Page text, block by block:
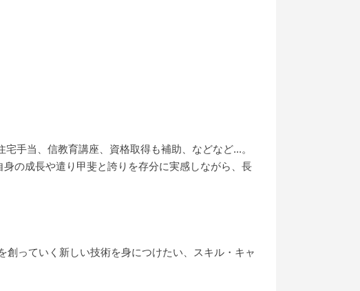
手当、信教育講座、資格取得も補助、などなど...。
の成長や遣り甲斐と誇りを存分に実感しながら、長
っていく新しい技術を身につけたい、スキル・キャ